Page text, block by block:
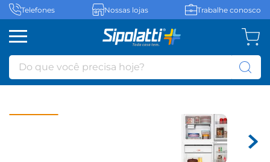
Telefones Nossas lojas Trabalhe conosco
Do que você precisa hoje?